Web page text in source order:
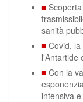
■
sanità
■ Covid,
l'Antartide
■ Con la
intensiva